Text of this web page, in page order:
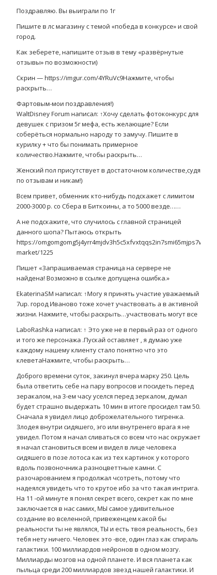
Поздравляю. Вы выиграли по 1г
Пишите в лс магазину с темой «победа в конкурсе» и свой
город.
Как зеберете, напишите отзыв в тему «развёрнутые
отзывы» по возможности)
Скрин — https://imgur.com/4YRuVc9Нажмите, чтобы
раскрыть…
Фартовым-мои поздравления!)
WaltDisney Forum написал: ↑Хочу сделать фотоконкурс для
девушек с призом 5г мефа, есть желающие? Если
соберёться нормально народу то замучу. Пишите в
курилку + что бы понимать примерное
количество.Нажмите, чтобы раскрыть…
Женский пол присутствует в достаточном количестве,судя
по отзывам и никам!)
Всем привет, обменник кто-нибудь подскажет с лимитом
2000-3000 р. со Сбера в Биткоины, а то 5000 везде……
А не подскажите, что случилось с главной страницей
данного шопа? Пытаюсь открыть
https://
market/1225
Пишет «Запрашиваемая страница на сервере не
найдена! Возможно в ссылке допущена ошибка.»
EkaterinaSM написал: ↑Могу я принять участие уважаемый
7up. город Иваново тоже хочет участвовать а в активной
жизни. Нажмите, чтобы раскрыть…участвовать могут все
LaboRashka написал: ↑ Это уже не в первый раз от одного
и того же персонажа .Пускай оставляет , я думаю уже
каждому нашему клиенту стало понятно что это
клеветаНажмите, чтобы раскрыть…
Доброго времени суток, закинул вчера марку 250. Цель
была ответить себе на пару вопросов и посидеть перед
зеракалом, на 3-ем часу уселся перед зеркалом, думал
будет страшно выдержать 10 мин в итоге просидел там 50.
Сначала я увидел лицо доброжелательного тигренка.
Злодея внутри сидяшего, эго или внутренего врага я не
увидел. Потом я начал сливаться со всем что нас окружает
я начал становиться всем и видел в лице человека
сидяшего в позе лотоса как из тех картинок у которого
вдоль позвоночника разноцветтные камни. С
разочарованием я продолжал чсотреть, потому что
надеялся увидеть что то крутое ибо за что такая интрига.
На 11 -ой минуте я понял секрет всего, секрет как по мне
заключается в нас самих, МЫ самое удивительное
создание во вселенной, привеженцем какой бы
реальности ты не являлся, ТЫ и есть твоя реальность, без
тебя нету ничего. Человек это -все, один глаз как спираль
галактики. 100 миллиардов нейронов в одном мозгу.
Миллиарды мозгов на одной планете. И вся планета как
пыльца среди 200 миллиардов звезд нашей галактики. И